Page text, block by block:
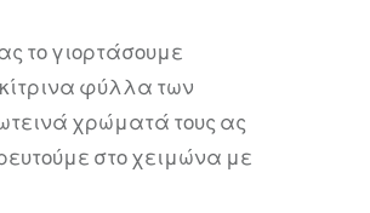
το γιορτάσουμε
φύλλα των
χρώματά τους ας
στο χειμώνα με